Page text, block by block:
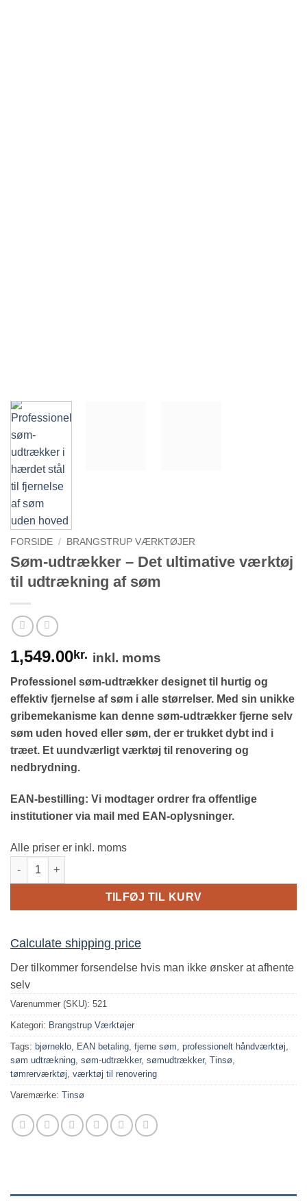
FORSIDE / BRANGSTRUP VÆRKTØJER
Søm-udtrækker – Det ultimative værktøj
til udtrækning af søm
1,549.00kr. inkl. moms
Professionel søm-udtrækker designet til hurtig og
effektiv fjernelse af søm i alle størrelser. Med sin unikke
gribemekanisme kan denne søm-udtrækker fjerne selv
søm uden hoved eller søm, der er trukket dybt ind i
træet. Et uundværligt værktøj til renovering og
nedbrydning.
EAN-bestilling: Vi modtager ordrer fra offentlige
institutioner via mail med EAN-oplysninger.
Alle priser er inkl. moms
Søm-udtrækker – Det ultimative værktøj til udtrækning af søm
TILFØJ TIL KURV
Calculate shipping price
Der tilkommer forsendelse hvis man ikke ønsker at afhente
selv
Varenummer (SKU): 521
Kategori: Brangstrup Værktøjer
Tags: bjørneklo EAN betaling fjerne søm professionelt håndværktøj
søm udtrækning søm-udtrækker, sømudtrækker, Tinsø
tømrerværktøj værktøj til renovering
Varemærke: Tinsø